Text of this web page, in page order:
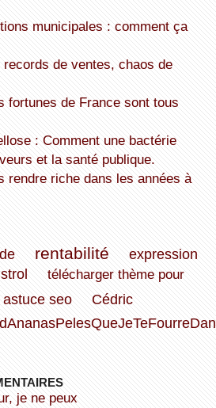
et la santé publique.
rentabilité
expression
télécharger thème pour
astuce seo
Cédric